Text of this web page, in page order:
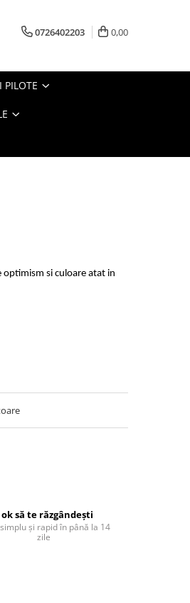
0726402203 0,00
PILOTE
si culoare atat in
ok să te răzgândești
și rapid în până la 14
zile